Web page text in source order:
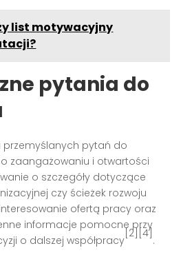
list motywacyjny
pytania do
przemyślanych pytań do
zaangażowaniu i otwartości
o szczegóły dotyczące
czy ścieżek rozwoju
ofertą pracy oraz
informacje pomocne przy
o dalszej współpracy
[2][4]
.